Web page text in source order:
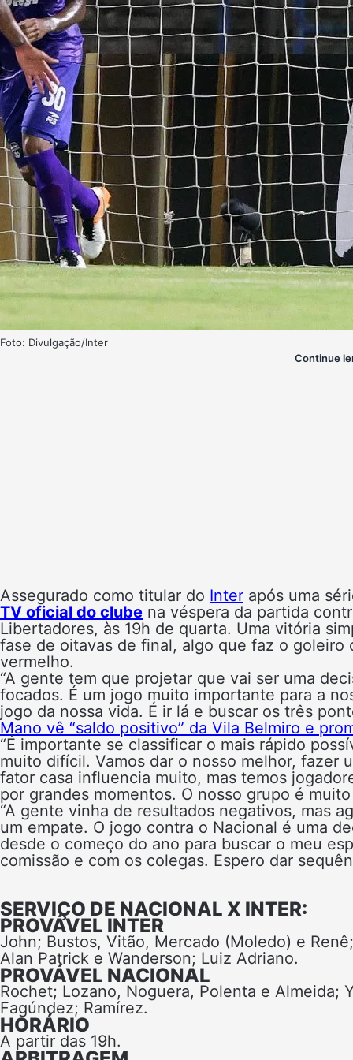
Foto: Divulgação/Inter
Continue
Assegurado como titular do Inter após uma
TV oficial do clube na véspera da partida
Libertadores, às 19h de quarta. Uma vitória
fase de oitavas de final, algo que faz o goleiro
vermelho.
“A gente tem que projetar que vai ser uma
focados. É um jogo muito importante para a
jogo da nossa vida. É ir lá e buscar os três
Mano vê “saldo positivo” da Vila Belmiro e
“É importante se classificar o mais rápido
muito difícil. Vamos dar o nosso melhor, fazer
fator casa influencia muito, mas temos
por grandes momentos. O nosso grupo é muito
“A gente vinha de resultados negativos, mas
um empate. O jogo contra o Nacional é uma
desde o começo do ano para buscar o meu
comissão e com os colegas. Espero dar
SERVIÇO DE NACIONAL X INTER:
PROVÁVEL INTER
John; Bustos, Vitão, Mercado (Moledo) e
Alan Patrick e Wanderson; Luiz Adriano.
PROVÁVEL NACIONAL
Rochet; Lozano, Noguera, Polenta e Almeida;
Fagúndez; Ramírez.
HORÁRIO
A partir das 19h.